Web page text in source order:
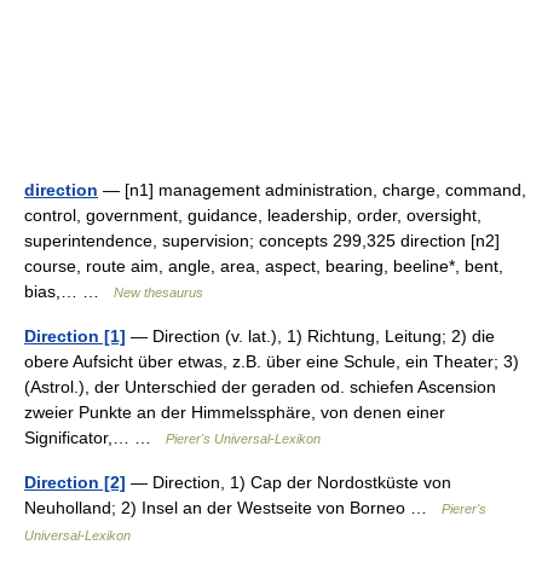
direction — [n1] management administration, charge, command,
control, government, guidance, leadership, order, oversight,
superintendence, supervision; concepts 299,325 direction [n2]
course, route aim, angle, area, aspect, bearing, beeline*, bent,
bias,… …
New thesaurus
Direction [1] — Direction (v. lat.), 1) Richtung, Leitung; 2) die
obere Aufsicht über etwas, z.B. über eine Schule, ein Theater; 3)
(Astrol.), der Unterschied der geraden od. schiefen Ascension
zweier Punkte an der Himmelssphäre, von denen einer
Significator,… …
Pierer's Universal-Lexikon
Direction [2] — Direction, 1) Cap der Nordostküste von
Neuholland; 2) Insel an der Westseite von Borneo …
Pierer's
Universal-Lexikon